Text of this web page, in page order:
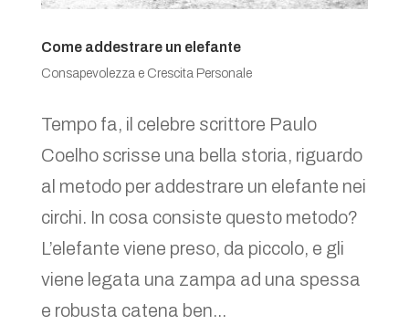
Come addestrare un elefante
Consapevolezza e Crescita Personale
Tempo fa, il celebre scrittore Paulo
Coelho scrisse una bella storia, riguardo
al metodo per addestrare un elefante nei
circhi. In cosa consiste questo metodo?
L’elefante viene preso, da piccolo, e gli
viene legata una zampa ad una spessa
e robusta catena ben...